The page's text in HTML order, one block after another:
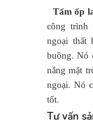
Tấm ốp
công trình
ngoại thất
buồng. Nó
nắng mặt
ngoại. Nó
tốt.
Tư vấn